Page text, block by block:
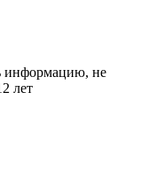
информацию, не
лет